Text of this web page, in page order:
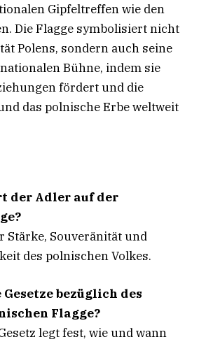
Gipfeltreffen wie den
Die Flagge symbolisiert nicht
Polens, sondern auch seine
Bühne, indem sie
fördert und die
das polnische Erbe weltweit
der Adler auf der
Stärke, Souveränität und
des polnischen Volkes.
bezüglich des
Flagge?
legt fest, wie und wann